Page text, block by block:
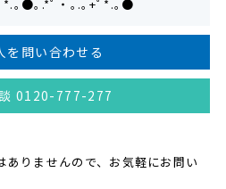
*.｡●｡.*ﾟ・｡.｡+ﾟ*.｡●
を問い合わせる
0120-777-277
りませんので、お気軽にお問い